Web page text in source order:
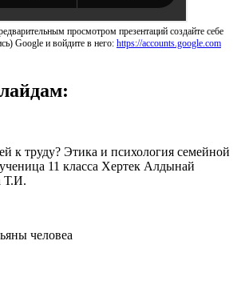
просмотром презентаций создайте себе
Google и войдите в него: https://accounts.google.com
к труду? Этика и психология семейной
11 класса Хертек Алдынай
Т.И.
человеа